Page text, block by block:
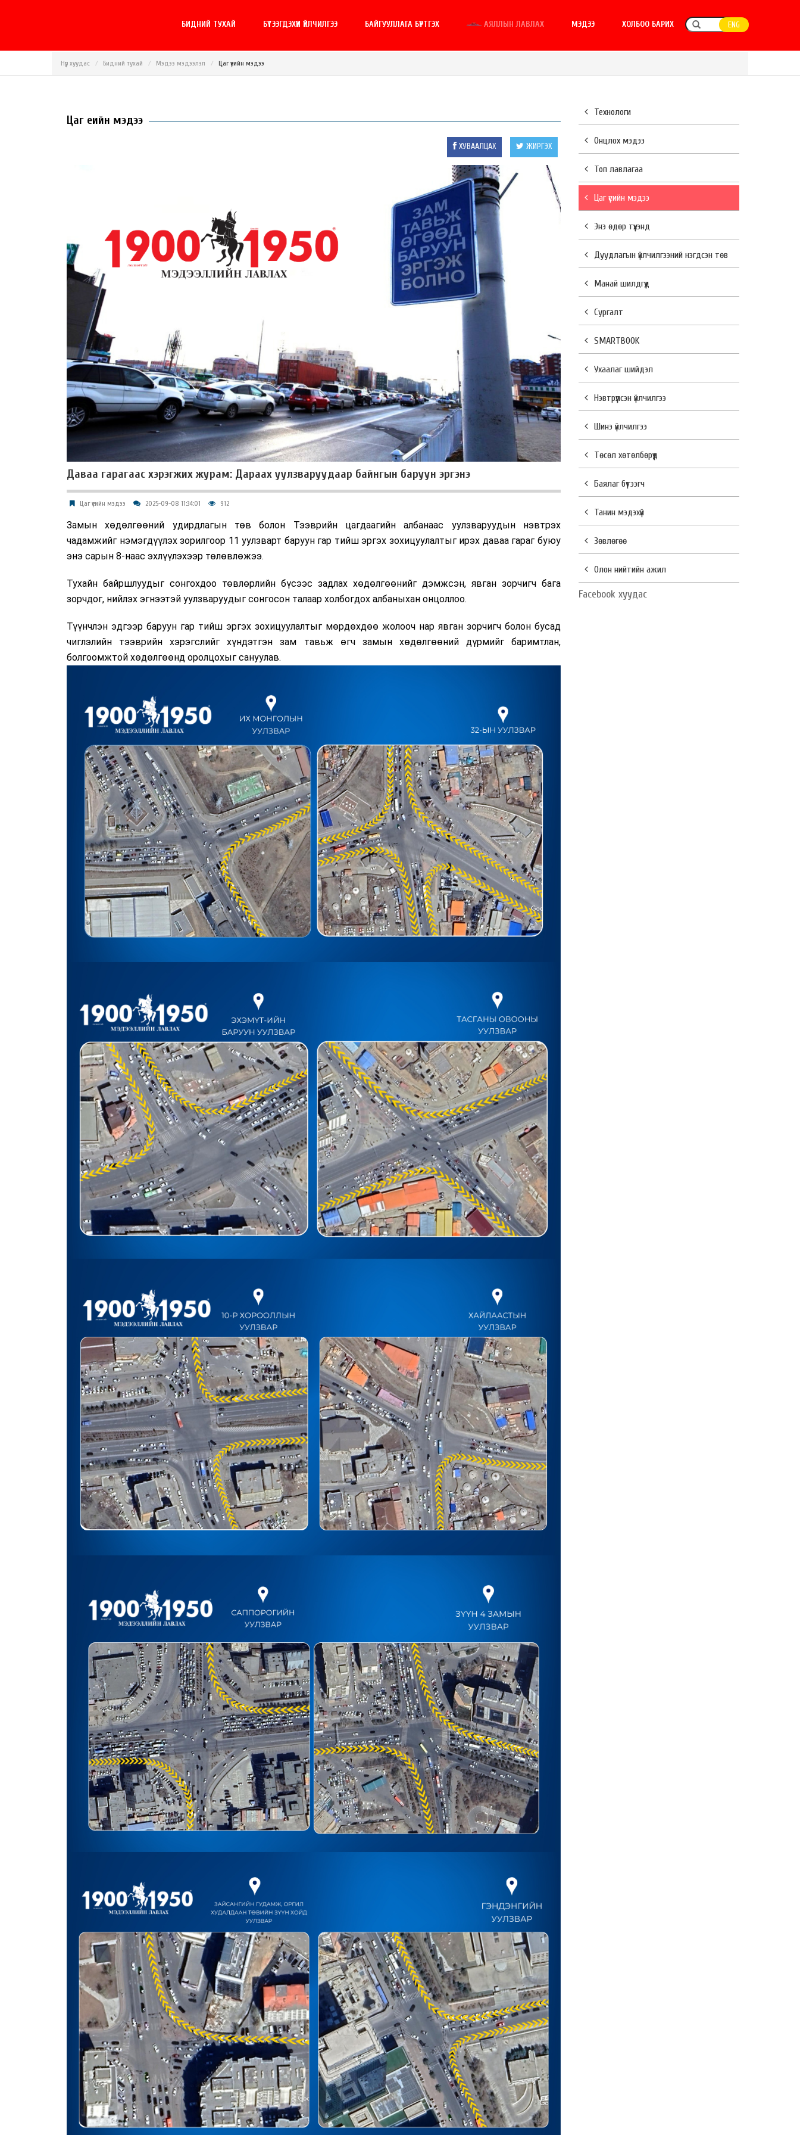
БИДНИЙ ТУХАЙ БҮТЭЭГДЭХҮҮН ҮЙЛЧИЛГЭЭ БАЙГУУЛЛАГА БҮРТГЭХ АЯЛЛЫН ЛАВЛАХ МЭДЭЭ ХОЛБОО БАРИХ ENG
Нүүр хуудас Бидний тухай Мэдээ мэдээлэл Цаг үеийн мэдээ
Цаг үеийн мэдээ
ХУВААЛЦАХ ЖИРГЭХ
Даваа гарагаас хэрэгжих журам: Дараах уулзваруудаар байнгын баруун эргэнэ
Цаг үеийн мэдээ 2025-09-08 11:34:01 912
Замын хөдөлгөөний удирдлагын төв болон Тээврийн цагдаагийн албанаас уулзваруудын нэвтрэх
чадамжийг нэмэгдүүлэх зорилгоор 11 уулзварт баруун гар тийш эргэх зохицуулалтыг ирэх даваа гараг буюу
энэ сарын 8-наас эхлүүлэхээр төлөвлөжээ.
Тухайн байршлуудыг сонгохдоо төвлөрлийн бүсээс задлах хөдөлгөөнийг дэмжсэн, явган зорчигч бага
зорчдог, нийлэх эгнээтэй уулзваруудыг сонгосон талаар холбогдох албаныхан онцоллоо.
Түүнчлэн эдгээр баруун гар тийш эргэх зохицуулалтыг мөрдөхдөө жолооч нар явган зорчигч болон бусад
чиглэлийн тээврийн хэрэгслийг хүндэтгэн зам тавьж өгч замын хөдөлгөөний дүрмийг баримтлан,
болгоомжтой хөдөлгөөнд оролцохыг сануулав.
Технологи
Онцлох мэдээ
Топ лавлагаа
Цаг үеийн мэдээ
Энэ өдөр түүхэнд
Дуудлагын үйлчилгээний нэгдсэн төв
Манай шилдгүүд
Сургалт
SMARTBOOK
Ухаалаг шийдэл
Нэвтрүүлсэн үйлчилгээ
Шинэ үйлчилгээ
Төсөл хөтөлбөрүүд
Баялаг бүтээгч
Танин мэдэхүй
Зөвлөгөө
Олон нийтийн ажил
Facebook хуудас